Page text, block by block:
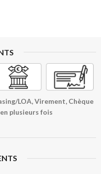
LOA, Virement, Chèque
plusieurs fois